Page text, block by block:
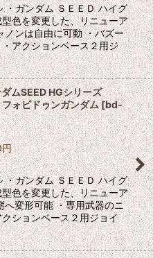
・ガンダム ＳＥＥＤ ハイグ
色を変更した、リニューア
ノンは自由に可動 ・バズー
アクションベース２用ジ
ムSEED HGシリーズ
ォビドゥンガンダム [bd-
円
・ガンダム ＳＥＥＤ ハイグ
色を変更した、リニューア
へ変形可能 ・専用武器のニ
ションベース２用ジョイ